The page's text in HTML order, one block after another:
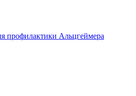
профилактики Альцгеймера